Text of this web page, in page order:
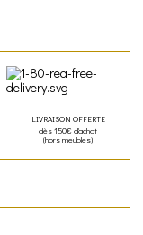
LIVRAISON OFFERTE
dès 150€ d'achat
(hors meubles)